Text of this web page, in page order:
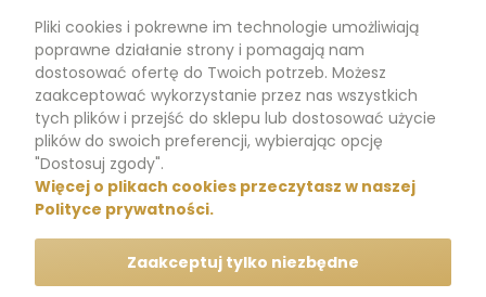
Dokumenty
m.me/perfumikpl
+48 570 704 000
+48 570 704 444
Pliki cookies i pokrewne im technologie umożliwiają
poprawne działanie strony i pomagają nam
dostosować ofertę do Twoich potrzeb. Możesz
zaakceptować wykorzystanie przez nas wszystkich
tych plików i przejść do sklepu lub dostosować użycie
plików do swoich preferencji, wybierając opcję
"Dostosuj zgody".
Więcej o plikach cookies przeczytasz w naszej
Polityce prywatności.
Zaakceptuj tylko niezbędne